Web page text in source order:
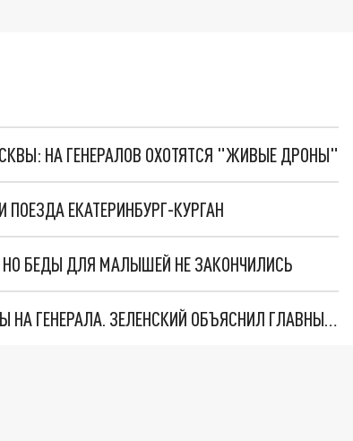
НА ГЕНЕРАЛОВ ОХОТЯТСЯ "ЖИВЫЕ ДРОНЫ"
ЕКАТЕРИНБУРГ-КУРГАН
БЕДЫ ДЛЯ МАЛЫШЕЙ НЕ ЗАКОНЧИЛИСЬ
"МЫ ВАС ЗАСТАВИМ": ЖУТКИЕ ДЕТАЛИ ОХОТЫ НА ГЕНЕРАЛА. ЗЕЛЕНСКИЙ ОБЪЯСНИЛ ГЛАВНЫЙ СМЫСЛ ТЕРАКТА В ЦЕНТРЕ МОСКВЫ